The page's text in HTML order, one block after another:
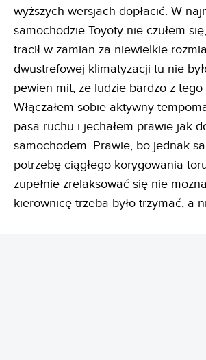
wyższych wersjach dopłacić. W
samochodzie Toyoty nie czułem
tracił w zamian za niewielkie
dwustrefowej klimatyzacji tu nie
pewien mit, że ludzie bardzo z tego
Włączałem sobie aktywny
pasa ruchu i jechałem prawie jak
samochodem. Prawie, bo jednak
potrzebę ciągłego korygowania
zupełnie zrelaksować się nie
kierownicę trzeba było trzymać, a